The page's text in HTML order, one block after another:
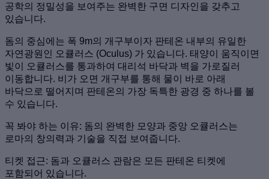
공학의 정밀성을 보여주는 완벽한 구면 디자인을 갖추고
있습니다.
돔의 중심에는 폭 9m의 개구부이자 판테온 내부의 유일한
자연광원인 오큘러스 (Oculus) 가 있습니다. 태양이 움직이면
빛이 오큘러스를 통과하여 대리석 바닥과 벽을 가로질러
이동합니다. 비가 오면 개구부를 통해 물이 바로 아래
바닥으로 떨어지며 판테온의 가장 독특한 광경 중 하나를 볼
수 있습니다.
꼭 봐야 하는 이유: 돔의 완벽한 모양과 중앙 오큘러스는
로마의 창의력과 기술을 직접 보여줍니다.
티켓 접근: 돔과 오큘러스 관람은 모든 판테온 티켓에
포함되어 있습니다.